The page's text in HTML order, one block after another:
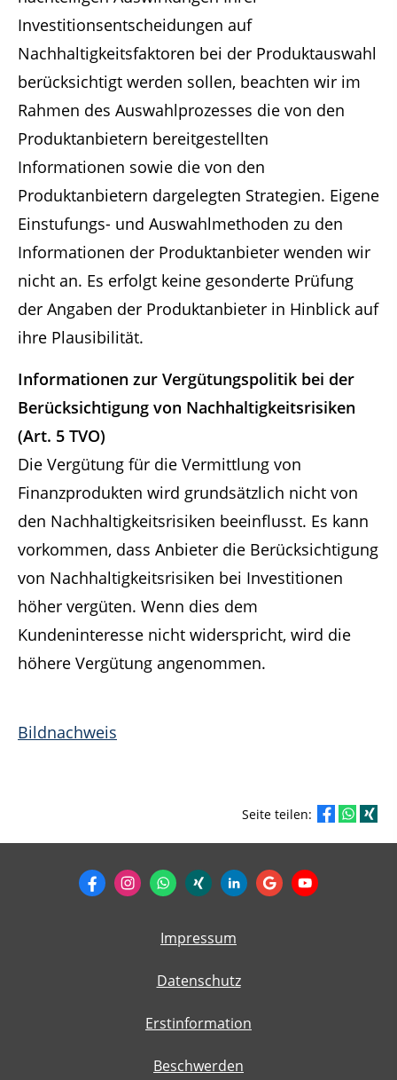
Investitionsentscheidungen auf
Nachhaltigkeitsfaktoren bei der Produktauswahl
berücksichtigt werden sollen, beachten wir im
Rahmen des Auswahlprozesses die von den
Produktanbietern bereitgestellten
Informationen sowie die von den
Produktanbietern dargelegten Strategien. Eigene
Einstufungs- und Auswahlmethoden zu den
Informationen der Produktanbieter wenden wir
nicht an. Es erfolgt keine gesonderte Prüfung
der Angaben der Produktanbieter in Hinblick auf
ihre Plausibilität.
Informationen zur Vergütungspolitik bei der
Berücksichtigung von Nachhaltigkeitsrisiken
(Art. 5 TVO)
Die Vergütung für die Vermittlung von
Finanzprodukten wird grundsätzlich nicht von
den Nachhaltigkeitsrisiken beeinflusst. Es kann
vorkommen, dass Anbieter die Berücksichtigung
von Nachhaltigkeitsrisiken bei Investitionen
höher vergüten. Wenn dies dem
Kundeninteresse nicht widerspricht, wird die
höhere Vergütung angenommen.
Bildnachweis
Seite teilen:
Impressum
Datenschutz
Erstinformation
Beschwerden